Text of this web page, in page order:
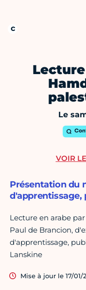
Le
Présentation du
d'apprentissage,
Lecture en arabe
Paul de Brancion,
d'apprentissage,
Lanskine
Mise à jour le 17/01/
VOIR